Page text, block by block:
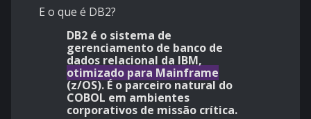
E o que é DB2?
DB2 é o sistema de
gerenciamento de banco de
dados relacional da IBM,
otimizado para Mainframe
(z/OS). É o parceiro natural do
COBOL em ambientes
corporativos de missão crítica.